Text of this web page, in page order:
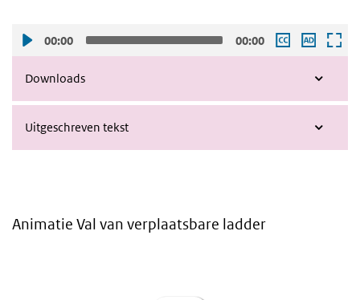
00:00 00:00
Downloads
Uitgeschreven tekst
Animatie Val van verplaatsbare ladder